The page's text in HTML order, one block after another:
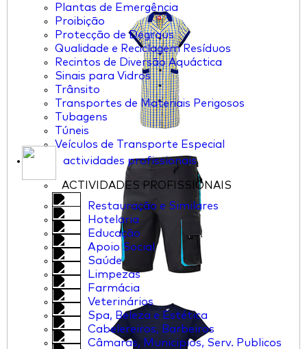
Plantas de Emergência
Proibição
Protecção de Degraus
Qualidade e Reciclagem Resíduos
Recintos de Diversão Aquáctica
Sinais para Vidros
Trânsito
Transportes de Materiais Perigosos
Tubagens
Túneis
Veículos de Transporte Especial
actividades profissionais
ACTIVIDADES PROFISSIONAIS
Restauração e Similares
Hotelaria
Educação
Apoio Social
Saúde
Limpezas
Farmácia
Veterinários
Spa, Beleza e Estética
Cabelereiros, Barbeiros
Câmaras, Municipios, Serv. Publicos